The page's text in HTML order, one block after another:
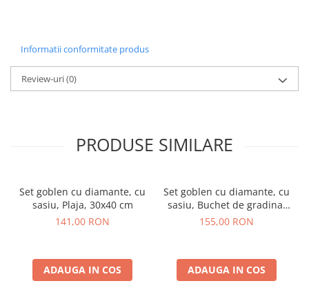
Informatii conformitate produs
Review-uri(0)
PRODUSE SIMILARE
Set goblen cu diamante, cu
sasiu, Plaja, 30x40 cm
141,00 RON
ADAUGA IN COS
Set goblen cu diamante, cu
sasiu, Buchet de gradina,
40x50 cm
155,00 RON
ADAUGA IN COS